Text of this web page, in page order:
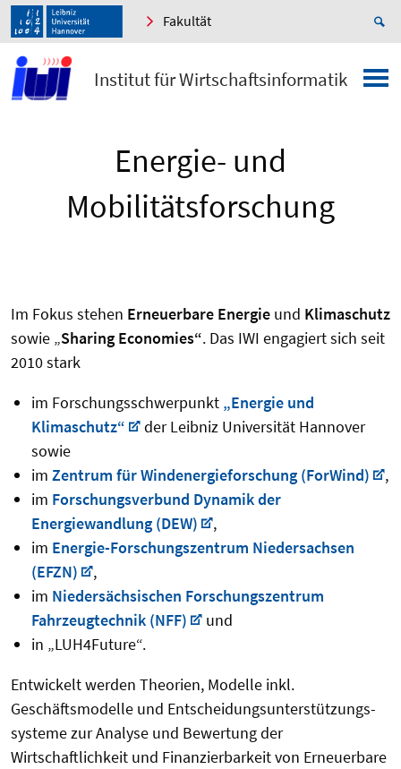
Fakultät
Institut für Wirtschaftsinformatik
Energie- und
Mobilitätsforschung
Im Fokus stehen Erneuerbare Energie und Klimaschutz
sowie „Sharing Economies“. Das IWI engagiert sich seit
2010 stark
im Forschungsschwerpunkt „Energie und
Klimaschutz“
der Leibniz Universität Hannover
sowie
im Zentrum für Windenergieforschung (ForWind)
,
im Forschungsverbund Dynamik der
Energiewandlung (DEW)
,
im Energie-Forschungszentrum Niedersachsen
(EFZN)
,
im Niedersächsischen Forschungszentrum
Fahrzeugtechnik (NFF)
und
in „LUH4Future“.
Entwickelt werden Theorien, Modelle inkl.
Geschäftsmodelle und Entscheidungsunterstützungs-
systeme zur Analyse und Bewertung der
Wirtschaftlichkeit und Finanzierbarkeit von Erneuerbare